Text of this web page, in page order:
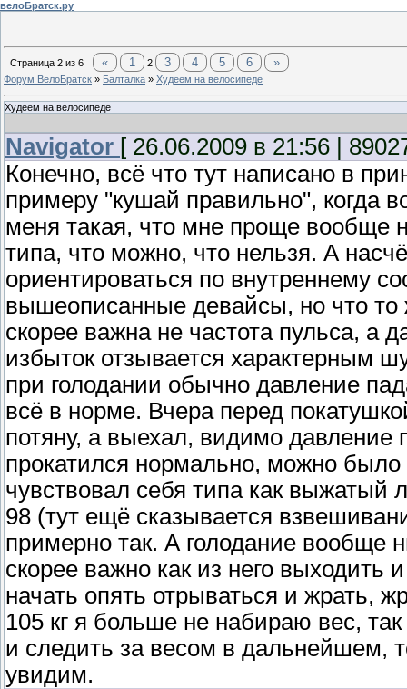
велоБратск.ру
Страница 2 из 6 « 1 2 3 4 5 6 »
Форум ВелоБратск » Балталка » Худеем на велосипеде
Худеем на велосипеде
Navigator [ 26.06.2009 в 21:56 |
Конечно, всё что тут написано в
примеру "кушай правильно", когда
меня такая, что мне проще вообще
типа, что можно, что нельзя. А
ориентироваться по внутреннему
вышеописанные девайсы, но что то
скорее важна не частота пульса, а
избыток отзывается характерным
при голодании обычно давление
всё в норме. Вчера перед
потяну, а выехал, видимо
прокатился нормально, можно
чувствовал себя типа как выжатый
98 (тут ещё сказывается
примерно так. А голодание вообще
скорее важно как из него выходить
начать опять отрываться и жрать,
105 кг я больше не набираю вес,
и следить за весом в дальнейшем,
увидим.